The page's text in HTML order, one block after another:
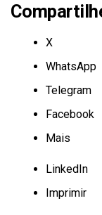
X
WhatsApp
Telegram
Facebook
Mais
LinkedIn
Imprimir